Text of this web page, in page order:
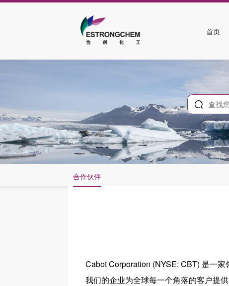
首页
合作伙伴
Cabot Corporation (NYSE: CBT) 是一
我们的企业为全球每一个角落的客户提